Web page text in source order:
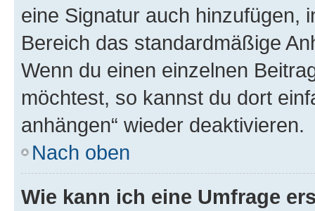
eine Signatur auch hinzufügen,
Bereich das standardmäßige
Wenn du einen einzelnen
möchtest, so kannst du dort
anhängen“ wieder deaktivieren.
Nach oben
Wie kann ich eine Umfrage